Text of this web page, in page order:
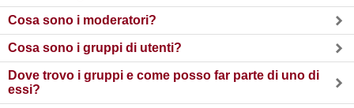
Cosa sono i moderatori?
Cosa sono i gruppi di utenti?
Dove trovo i gruppi e come posso far parte di uno di
essi?